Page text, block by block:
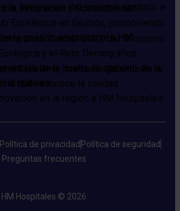
Política de privacidad Política de seguridad
Preguntas frecuentes
HM Hospitales © 2026